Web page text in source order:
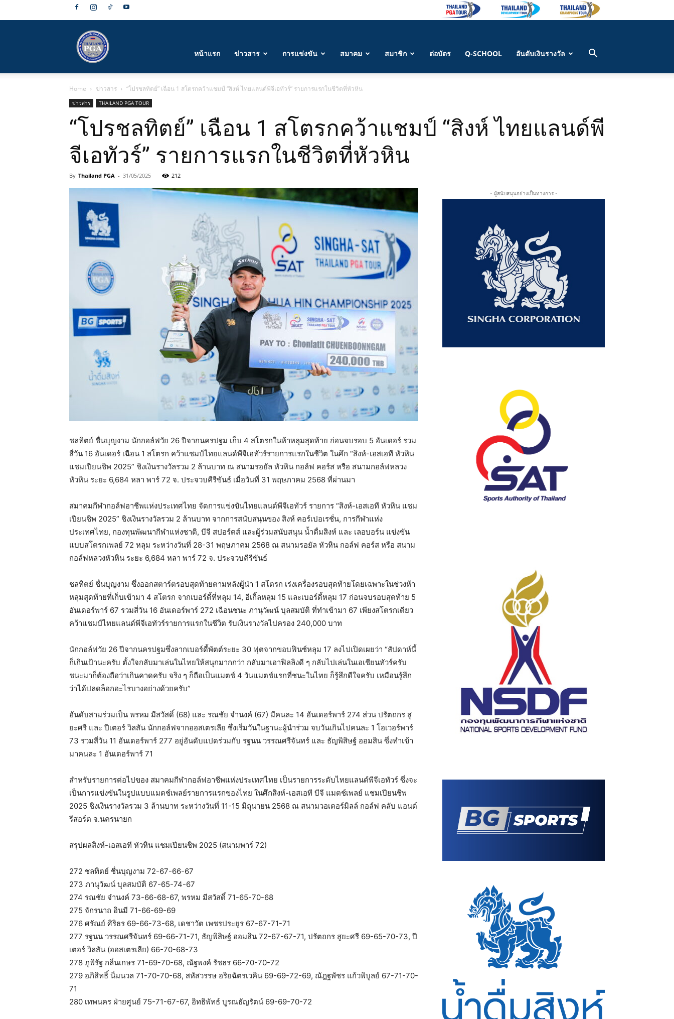
กีฬา
กอล์ฟ
อาชีพ
ประเทศไทย
หน้าแรก ข่าวสาร การแข่งขัน สมาคม สมาชิก ต่อบัตร Q-SCHOOL อันดับเงินรางวัล
Home ข่าวสาร “โปรชลทิตย์” เฉือน 1 สโตรกคว้าแชมป์ “สิงห์ ไทยแลนด์พีจีเอทัวร์” รายการแรกในชีวิตที่หัวหิน
ข่าวสาร THAILAND PGA TOUR
“โปรชลทิตย์” เฉือน 1 สโตรกคว้าแชมป์ “สิงห์ ไทยแลนด์พี
จีเอทัวร์” รายการแรกในชีวิตที่หัวหิน
By Thailand PGA - 31/05/2025 212
ชลทิตย์ ชื่นบุญงาม นักกอล์ฟวัย 26 ปีจากนครปฐม เก็บ 4 สโตรกในห้าหลุมสุดท้าย ก่อนจบรอบ 5 อันเดอร์ รวม
สี่วัน 16 อันเดอร์ เฉือน 1 สโตรก คว้าแชมป์ไทยแลนด์พีจีเอทัวร์รายการแรกในชีวิต ในศึก “สิงห์-เอสเอที หัวหิน
แชมเปียนชิพ 2025” ชิงเงินรางวัลรวม 2 ล้านบาท ณ สนามรอยัล หัวหิน กอล์ฟ คอร์ส หรือ สนามกอล์ฟหลวง
หัวหิน ระยะ 6,684 หลา พาร์ 72 จ. ประจวบคีรีขันธ์ เมื่อวันที่ 31 พฤษภาคม 2568 ที่ผ่านมา
สมาคมกีฬากอล์ฟอาชีพแห่งประเทศไทย จัดการแข่งขันไทยแลนด์พีจีเอทัวร์ รายการ “สิงห์-เอสเอที หัวหิน แชม
เปียนชิพ 2025” ชิงเงินรางวัลรวม 2 ล้านบาท จากการสนับสนุนของ สิงห์ คอร์เปอเรชั่น, การกีฬาแห่ง
ประเทศไทย, กองทุนพัฒนากีฬาแห่งชาติ, บีจี สปอร์ตส์ และผู้ร่วมสนับสนุน น้ำดื่มสิงห์ และ เลอบอร์น แข่งขัน
แบบสโตรกเพลย์ 72 หลุม ระหว่างวันที่ 28-31 พฤษภาคม 2568 ณ สนามรอยัล หัวหิน กอล์ฟ คอร์ส หรือ สนาม
กอล์ฟหลวงหัวหิน ระยะ 6,684 หลา พาร์ 72 จ. ประจวบคีรีขันธ์
ชลทิตย์ ชื่นบุญงาม ซึ่งออกสตาร์ตรอบสุดท้ายตามหลังผู้นำ 1 สโตรก เร่งเครื่องรอบสุดท้ายโดยเฉพาะในช่วงห้า
หลุมสุดท้ายที่เก็บเข้ามา 4 สโตรก จากเบอร์ดี้ที่หลุม 14, อีเกิ้ลหลุม 15 และเบอร์ดี้หลุม 17 ก่อนจบรอบสุดท้าย 5
อันเดอร์พาร์ 67 รวมสี่วัน 16 อันเดอร์พาร์ 272 เฉือนชนะ ภานุวัฒน์ บุลสมบัติ ที่ทำเข้ามา 67 เพียงสโตรกเดียว
คว้าแชมป์ไทยแลนด์พีจีเอทัวร์รายการแรกในชีวิต รับเงินรางวัลไปครอง 240,000 บาท
นักกอล์ฟวัย 26 ปีจากนครปฐมซึ่งลากเบอร์ดี้พัตต์ระยะ 30 ฟุตจากขอบฟินซ์หลุม 17 ลงไปเปิดเผยว่า “สัปดาห์นี้
ก็เกินเป้านะครับ ตั้งใจกลับมาเล่นในไทยให้สนุกมากกว่า กลับมาเอาฟิลลิงดี ๆ กลับไปเล่นในเอเชียนทัวร์ครับ
ชนะมาก็ต้องถือว่าเกินคาดครับ จริง ๆ ก็ถือเป็นแมตช์ 4 วันแมตช์แรกที่ชนะในไทย ก็รู้สึกดีใจครับ เหมือนรู้สึก
ว่าได้ปลดล็อกอะไรบางอย่างด้วยครับ”
อันดับสามร่วมเป็น พรหม มีสวัสดิ์ (68)​ และ รณชัย จำนงค์ (67) มีคนละ 14 อันเดอร์พาร์ 274 ส่วน ปรัตถกร สู
ยะศรี และ ปีเตอร์ วิลสัน นักกอล์ฟจากออสเตรเลีย ซึ่งเริ่มวันในฐานะผู้นำร่วม จบวันเกินไปคนละ 1 โอเวอร์พาร์
73 รวมสี่วัน 11 อันเดอร์พาร์ 277 อยู่อันดับแปดร่วมกับ รฐนน วรรณศรีจันทร์ และ ธัญพิสิษฐ์ ออมสิน ซึ่งทำเข้า
มาคนละ 1 อันเดอร์พาร์ 71
สำหรับรายการต่อไปของ สมาคมกีฬากอล์ฟอาชีพแห่งประเทศไทย เป็นรายการระดับไทยแลนด์พีจีเอทัวร์ ซึ่งจะ
เป็นการแข่งขันในรูปแบบแมตช์เพลย์รายการแรกของไทย ในศึกสิงห์-เอสเอที บีจี แมตช์เพลย์ แชมเปียนชิพ
2025 ชิงเงินรางวัลรวม 3 ล้านบาท ระหว่างวันที่ 11-15 มิถุนายน 2568 ณ สนามวอเตอร์มิลล์ กอล์ฟ คลับ แอนด์
รีสอร์ต จ.นครนายก
สรุปผลสิงห์-เอสเอที หัวหิน แชมเปียนชิพ 2025 (สนามพาร์ 72)
272 ชลทิตย์ ชื่นบุญงาม 72-67-66-67
273 ภานุวัฒน์ บุลสมบัติ 67-65-74-67
274 รณชัย จำนงค์ 73-66-68-67, พรหม มีสวัสดิ์ 71-65-70-68
275 จักรนาถ อินมี 71-66-69-69
276 ศรัณย์ ศิริธร 69-66-73-68, เดชาวัต เพชรประยูร 67-67-71-71
277 รฐนน วรรณศรีจันทร์ 69-66-71-71, ธัญพิสิษฐ์ ออมสิน 72-67-67-71, ปรัตถกร สูยะศรี 69-65-70-73, ปี
เตอร์ วิลสัน (ออสเตรเลีย)​ 66-70-68-73
278 ภูพิรัฐ กลิ่นเกษร 71-69-70-68, ณัฐพงค์ รัชธร 66-70-70-72
279 อภิสิทธิ์ นิ่มนวล 71-70-70-68, สหัสวรรษ อริยฉัตรเวคิน 69-69-72-69, ณัฎฐพัชร แก้วพิบูลย์ 67-71-70-
71
280 เทพนคร ฝ่ายศูนย์ 75-71-67-67, อิทธิพัทธ์ บูรณธัญรัตน์ 69-69-70-72
- ผู้สนับสนุนอย่างเป็นทางการ -